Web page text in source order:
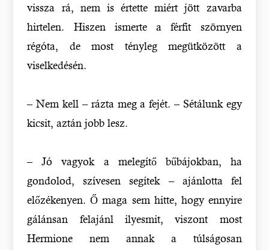
vissza rá, nem is értette miért jött zavarba
hirtelen. Hiszen ismerte a férfit szörnyen
régóta, de most tényleg megütközött a
viselkedésén.
– Nem kell – rázta meg a fejét. – Sétálunk egy
kicsit, aztán jobb lesz.
– Jó vagyok a melegítő bűbájokban, ha
gondolod, szívesen segítek – ajánlotta fel
előzékenyen. Ő maga sem hitte, hogy ennyire
gálánsan felajánl ilyesmit, viszont most
Hermione nem annak a túlságosan